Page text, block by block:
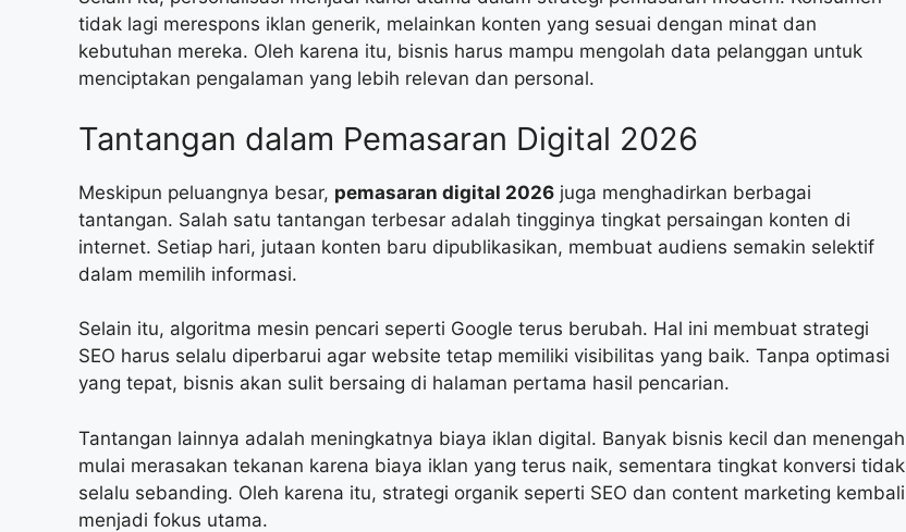
tidak lagi merespons iklan generik, melainkan konten yang sesuai dengan minat dan
kebutuhan mereka. Oleh karena itu, bisnis harus mampu mengolah data pelanggan untuk
menciptakan pengalaman yang lebih relevan dan personal.
Tantangan dalam Pemasaran Digital 2026
Meskipun peluangnya besar, pemasaran digital 2026 juga menghadirkan berbagai
tantangan. Salah satu tantangan terbesar adalah tingginya tingkat persaingan konten di
internet. Setiap hari, jutaan konten baru dipublikasikan, membuat audiens semakin selektif
dalam memilih informasi.
Selain itu, algoritma mesin pencari seperti Google terus berubah. Hal ini membuat strategi
SEO harus selalu diperbarui agar website tetap memiliki visibilitas yang baik. Tanpa optimasi
yang tepat, bisnis akan sulit bersaing di halaman pertama hasil pencarian.
Tantangan lainnya adalah meningkatnya biaya iklan digital. Banyak bisnis kecil dan menengah
mulai merasakan tekanan karena biaya iklan yang terus naik, sementara tingkat konversi tidak
selalu sebanding. Oleh karena itu, strategi organik seperti SEO dan content marketing kembali
menjadi fokus utama.